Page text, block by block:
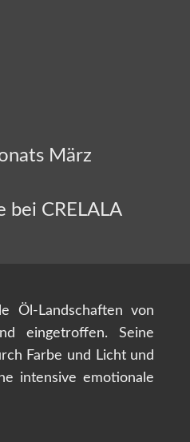
März
bei CRELALA
Öl-Landschaften von
eingetroffen. Seine
Farbe und Licht und
intensive emotionale